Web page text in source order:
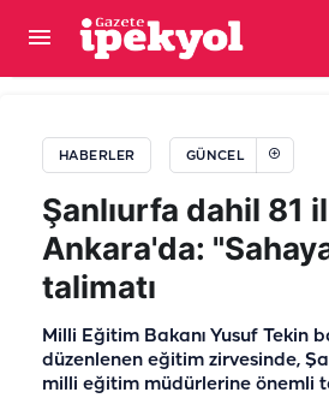
HABERLER GÜNCEL
Şanlıurfa dahil 81
Ankara'da:
talimatı
Milli Eğitim Bakanı Yusuf Tekin
düzenlenen eğitim zirvesinde,
milli eğitim müdürlerine önemli
Şanlıurfa'da trafiği bitirecek